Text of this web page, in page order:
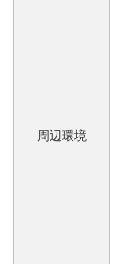
周辺環境